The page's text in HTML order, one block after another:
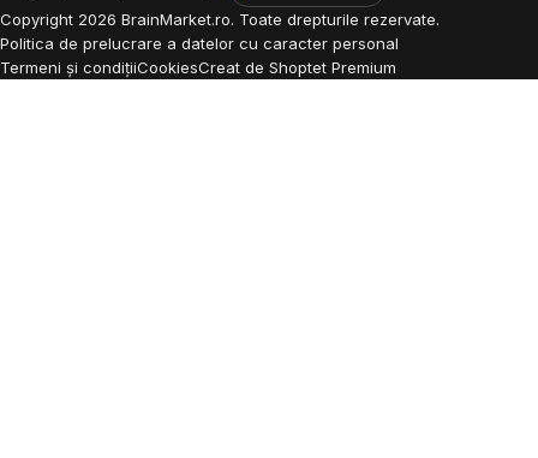
Copyright 2026 BrainMarket.ro. Toate drepturile rezervate.
Politica de prelucrare a datelor cu caracter personal
Termeni și condițiiCookiesCreat de Shoptet Premium